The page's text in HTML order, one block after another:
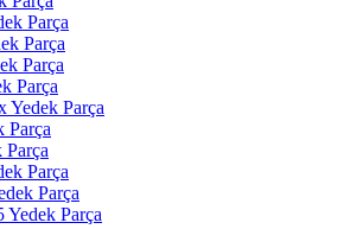
Parça
Parça
Parça
Parça
Yedek Parça
Parça
Parça
Parça
Parça
Yedek Parça